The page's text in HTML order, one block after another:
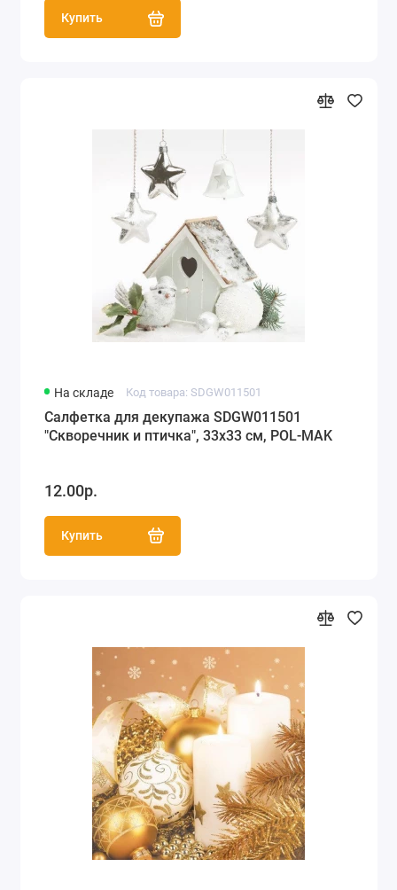
Купить
На складе Код товара: SDGW011501
Салфетка для декупажа SDGW011501
"Скворечник и птичка", 33х33 см, POL-MAK
12.00р.
Купить